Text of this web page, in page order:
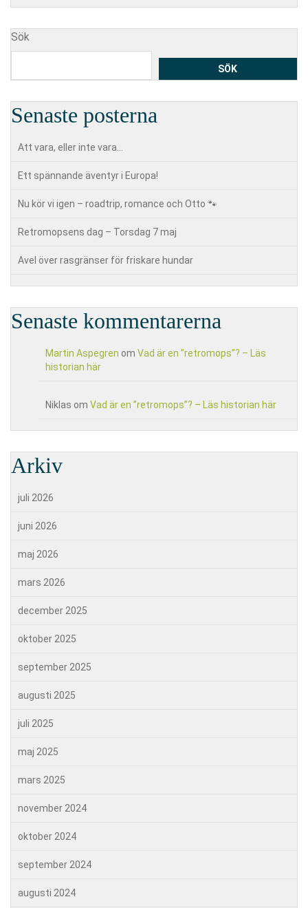
Sök
SÖK
Senaste posterna
Att vara, eller inte vara…
Ett spännande äventyr i Europa!
Nu kör vi igen – roadtrip, romance och Otto 🐾
Retromopsens dag – Torsdag 7 maj
Avel över rasgränser för friskare hundar
Senaste kommentarerna
Martin Aspegren om Vad är en ”retromops”? – Läs
historian här
Niklas om Vad är en ”retromops”? – Läs historian här
Arkiv
juli 2026
juni 2026
maj 2026
mars 2026
december 2025
oktober 2025
september 2025
augusti 2025
juli 2025
maj 2025
mars 2025
november 2024
oktober 2024
september 2024
augusti 2024